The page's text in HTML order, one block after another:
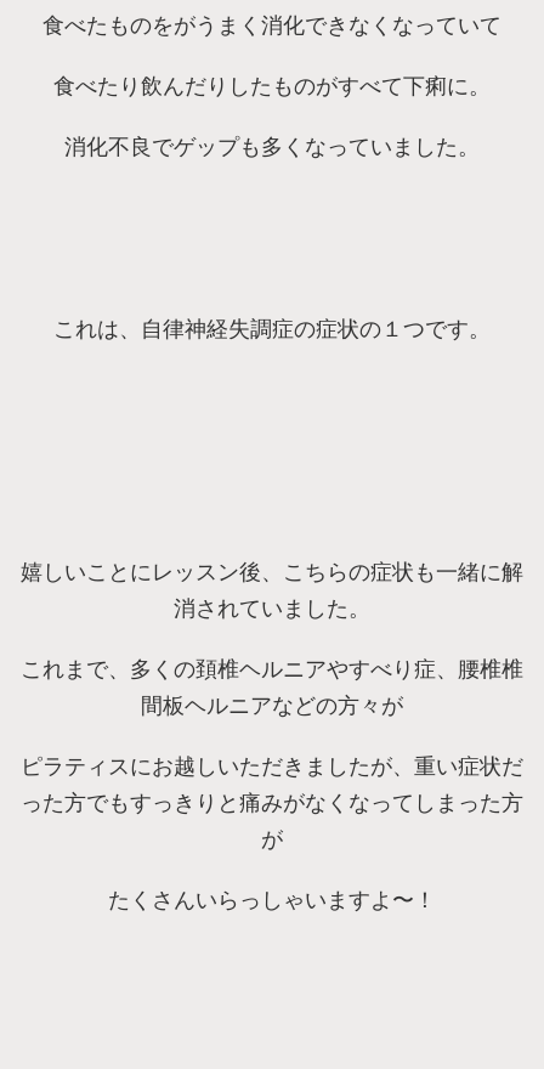
食べたものをがうまく消化できなくなっていて
食べたり飲んだりしたものがすべて下痢に。
消化不良でゲップも多くなっていました。
これは、自律神経失調症の症状の１つです。
嬉しいことにレッスン後、こちらの症状も一緒に解
消されていました。
これまで、多くの頚椎ヘルニアやすべり症、腰椎椎
間板ヘルニアなどの方々が
ピラティスにお越しいただきましたが、重い症状だ
った方でもすっきりと痛みがなくなってしまった方
が
たくさんいらっしゃいますよ〜！